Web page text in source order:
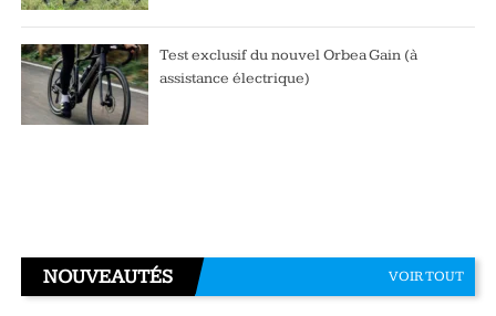
Test exclusif du nouvel Orbea Gain (à
assistance électrique)
NOUVEAUTÉS VOIR TOUT